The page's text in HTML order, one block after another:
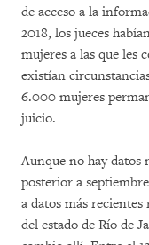
de acceso a la
2018, los jueces
mujeres a las que les
existían
6.000 mujeres
juicio.
Aunque no hay datos
posterior a
a datos más
del estado de Río de